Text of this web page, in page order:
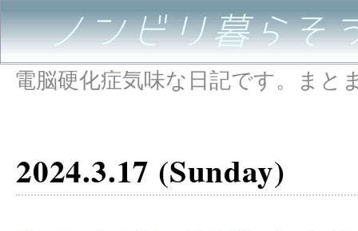
ノンビリ暮らそ
電脳硬化症気味な日記です。まと
2024.3.17 (Sunday)